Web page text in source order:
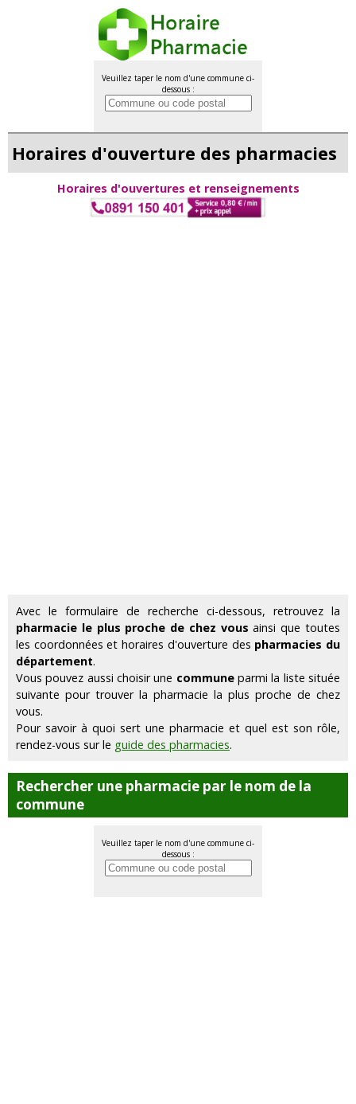
Veuillez taper le nom d'une commune ci-
dessous :
Horaires d'ouverture des pharmacies
Horaires d'ouvertures et renseignements
Avec le formulaire de recherche ci-dessous, retrouvez la
pharmacie le plus proche de chez vous ainsi que toutes
les coordonnées et horaires d'ouverture des pharmacies du
département.
Vous pouvez aussi choisir une communeparmi la liste située
suivante pour trouver la pharmacie la plus proche de chez
vous.
Pour savoir à quoi sert une pharmacie et quel est son rôle,
rendez-vous sur le guide des pharmacies.
Rechercher une pharmacie par le nom de la
commune
Veuillez taper le nom d'une commune ci-
dessous :